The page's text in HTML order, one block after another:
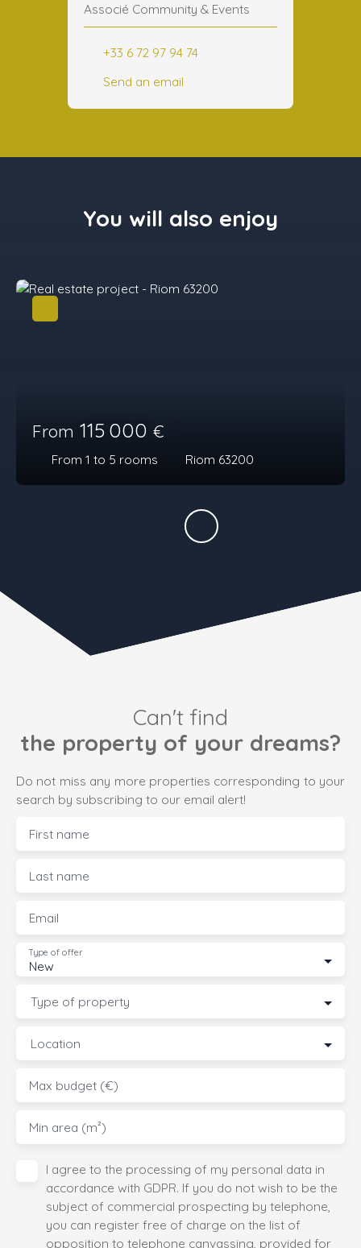
Associé Community & Events
+33 6 72 97 94 74
Send an email
You will also enjoy
From 115 000 €
From 1 to 5 rooms Riom 63200
Can't find
the property of your dreams?
Do not miss any more properties corresponding to your
search by subscribing to our email alert!
First name
Last name
Email
New
Type of offer
Type of property
Location
Max budget (€)
Min area (m²)
I agree to the processing of my personal data in
accordance with GDPR. If you do not wish to be the
subject of commercial prospecting by telephone,
you can register free of charge on the list of
opposition to telephone canvassing, provided for